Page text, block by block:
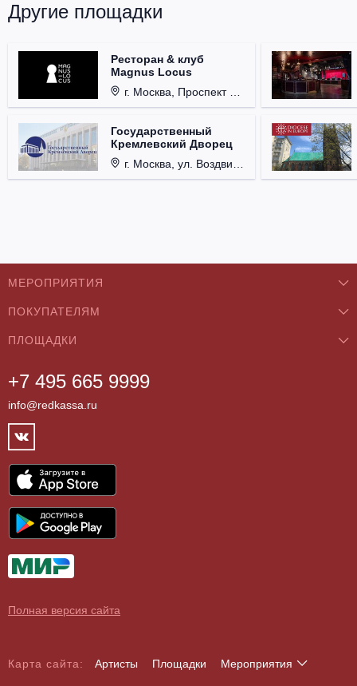
Другие площадки
Ресторан & клуб
Magnus Locus
г. Москва, Проспект Мира, д. 12, стр. 9.
Государственный
Кремлевский Дворец
г. Москва, ул. Воздвиженка, д. 1, Кремль.
+7 495 665 9999
info@redkassa.ru
МЕРОПРИЯТИЯ
Концерты
Классика
Театры
Фестивали
Спорт
Цирк
Детям
Выставки, экскурсии
ПОКУПАТЕЛЯМ
О нас
Как купить
Возврат билетов
Контакты
Партнёры
Архив
Договор оферты
О поддельных билетах
ПЛОЩАДКИ
Бар/Ресторан/Кафе
Клуб
Концертный зал
Театр
Спортивный комплекс
Все
Полная версия сайта
Карта сайта: Артисты Площадки Мероприятия